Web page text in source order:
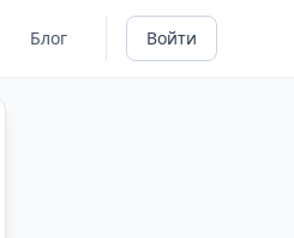
Блог Войти